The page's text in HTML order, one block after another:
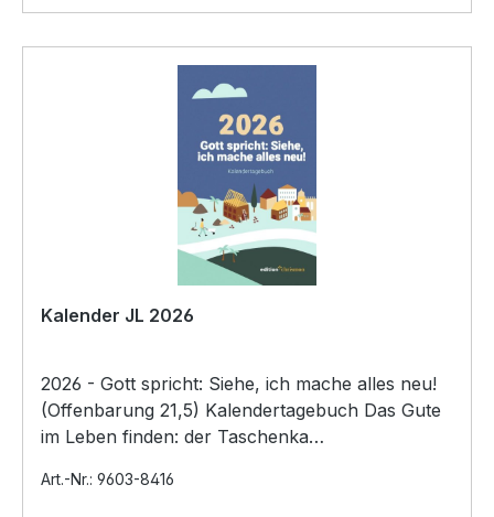
Kalender JL 2026
2026 - Gott spricht: Siehe, ich mache alles neu!
(Offenbarung 21,5) Kalendertagebuch Das Gute
im Leben finden: der Taschenka…
Art.-Nr.: 9603-8416